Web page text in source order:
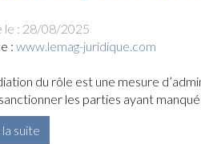
le : 28/08/2025
: www.lemag-juridique.com
du rôle est une mesure
les parties ayant manqué
suite